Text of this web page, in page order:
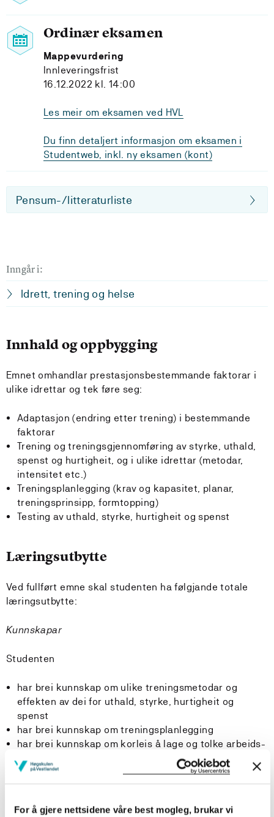
For å gjere nettsidene våre best mogleg, brukar vi
Ordinær eksamen
Mappevurdering
Innleveringsfrist
16.12.2022 kl. 14:00
Les meir om eksamen ved HVL
Du finn detaljert informasjon om eksamen i
Studentweb, inkl. ny eksamen (kont)
Pensum-/litteraturliste
Inngår i:
Idrett, trening og helse
Innhald og oppbygging
Emnet omhandlar prestasjonsbestemmande faktorar i
ulike idrettar og tek føre seg:
Adaptasjon (endring etter trening) i bestemmande
faktorar
Trening og treningsgjennomføring av styrke, uthald,
spenst og hurtigheit, og i ulike idrettar (metodar,
intensitet etc.)
Treningsplanlegging (krav og kapasitet, planar,
treningsprinsipp, formtopping)
Testing av uthald, styrke, hurtigheit og spenst
Læringsutbytte
Ved fullført emne skal studenten ha følgjande totale
læringsutbytte:
Kunnskapar
Studenten
har brei kunnskap om ulike treningsmetodar og
effekten av dei for uthald, styrke, hurtigheit og
spenst
har brei kunnskap om treningsplanlegging
har brei kunnskap om korleis å lage og tolke arbeids-
og kapasitetsanalyse for valt idrett
har kunnskap om testing av uthald, styrke, hurtigheit